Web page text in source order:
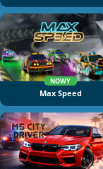
NOWY
Max Speed